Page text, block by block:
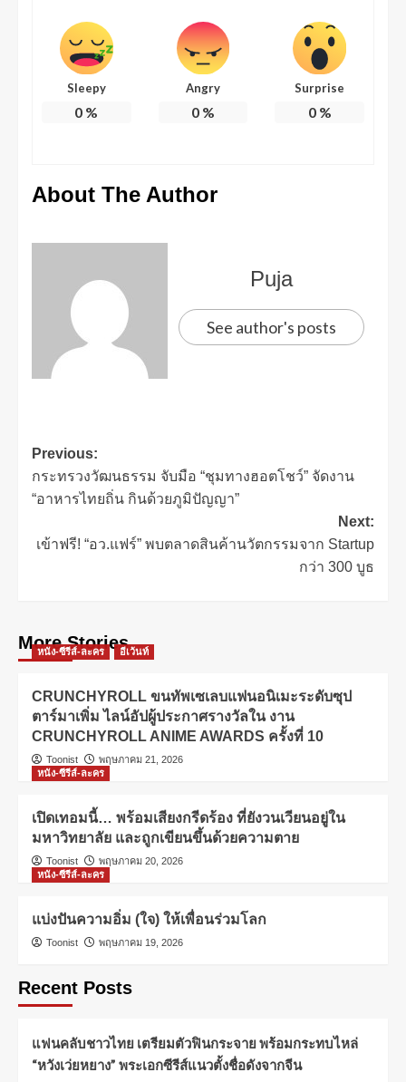
Sleepy
0 %
Angry
0%
Surprise
0%
About The Author
Puja
See author's posts
Previous:
กระทรวงวัฒนธรรม จับมือ “ชุมทางฮอตโชว์” จัดงาน
“อาหารไทยถิ่น กินด้วยภูมิปัญญา”
Next:
เข้าฟรี! “อว.แฟร์” พบตลาดสินค้านวัตกรรมจาก Startup
กว่า 300 บูธ
More Stories
หนัง-ซีรีส์-ละคร อีเว้นท์
CRUNCHYROLL ขนทัพเซเลบแฟนอนิเมะระดับซุป
ตาร์มาเพิ่ม ไลน์อัปผู้ประกาศรางวัลใน งาน
CRUNCHYROLL ANIME AWARDS ครั้งที่ 10
Toonist
พฤษภาคม 21, 2026
หนัง-ซีรีส์-ละคร
เปิดเทอมนี้… พร้อมเสียงกรีดร้อง ที่ยังวนเวียนอยู่ใน
มหาวิทยาลัย และถูกเขียนขึ้นด้วยความตาย
Toonist
พฤษภาคม 20, 2026
หนัง-ซีรีส์-ละคร
แบ่งปันความอิ่ม (ใจ) ให้เพื่อนร่วมโลก
Toonist พฤษภาคม 19, 2026
Recent Posts
แฟนคลับชาวไทย เตรียมตัวฟินกระจาย พร้อมกระทบไหล่
“หวังเว่ยหยาง” พระเอกซีรีส์แนวตั้งชื่อดังจากจีน